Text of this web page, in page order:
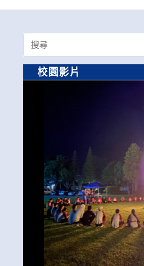
Search
for:
校園影片